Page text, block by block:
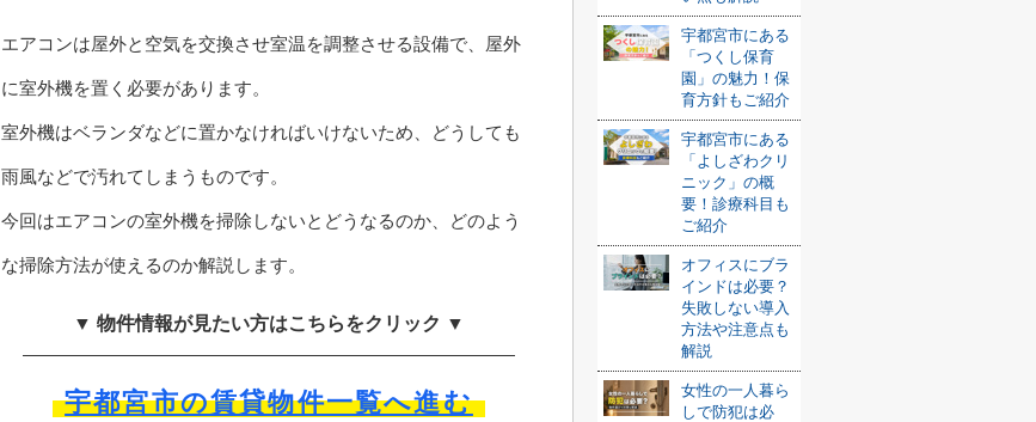
エアコンは屋外と空気を交換させ室温を調整させる設備で、屋外
に室外機を置く必要があります。
室外機はベランダなどに置かなければいけないため、どうしても
雨風などで汚れてしまうものです。
今回はエアコンの室外機を掃除しないとどうなるのか、どのよう
な掃除方法が使えるのか解説します。
▼ 物件情報が見たい方はこちらをクリック ▼
宇都宮市の賃貸物件一覧へ進む
宇都宮市にある
「つくし保育
園」の魅力！保
育方針もご紹介
宇都宮市にある
「よしざわクリ
ニック」の概
要！診療科目も
ご紹介
オフィスにブラ
インドは必要？
失敗しない導入
方法や注意点も
解説
女性の一人暮ら
しで防犯は必